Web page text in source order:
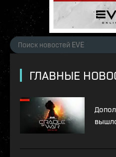
ГЛАВНЫЕ